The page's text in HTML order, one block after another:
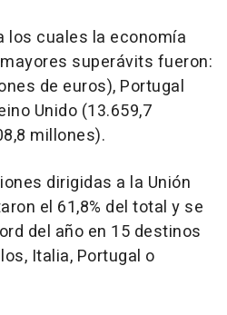
los cuales la economía
superávits fueron:
de euros), Portugal
Unido (13.659,7
millones).
dirigidas a la Unión
el 61,8% del total y se
del año en 15 destinos
Italia, Portugal o